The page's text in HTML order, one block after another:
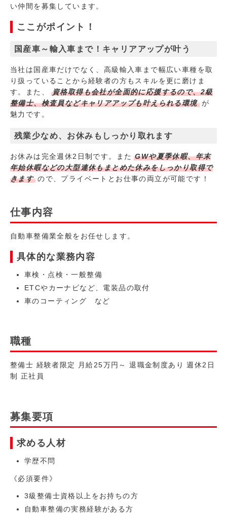
い仲間を募集しています。
ここがポイント！
国産車～輸入車まで！キャリアアップが叶う
当社は国産車だけでなく、高級輸入車まで幅広い車種を取
り扱っていることから経験者の方もスキルを更に磨けま
す。また、
資格取得も会社が全面的に応援するので、2級
整備士、検査員などキャリアアップも叶えられる環境 が
魅力です。
残業少なめ、お休みもしっかり取れます
お休みは完全週休2日制です。また GWや夏季休暇、年末
年始休暇などの大型連休もまとめた休みをしっかり取得で
きます ので、プライベートとお仕事の両立が可能です！
仕事内容
自動車整備業全般をお任せします。
具体的な業務内容
車検・点検・一般整備
ETCやカーナビなど、電装品の取付
車のコーティング など
職種
整備士 経験者限定 月給25万円～ 退職金制度あり 週休2日
制 正社員
募集要項
求める人材
学歴不問
《必須要件》
3級整備士資格以上をお持ちの方
自動車整備の実務経験がある方